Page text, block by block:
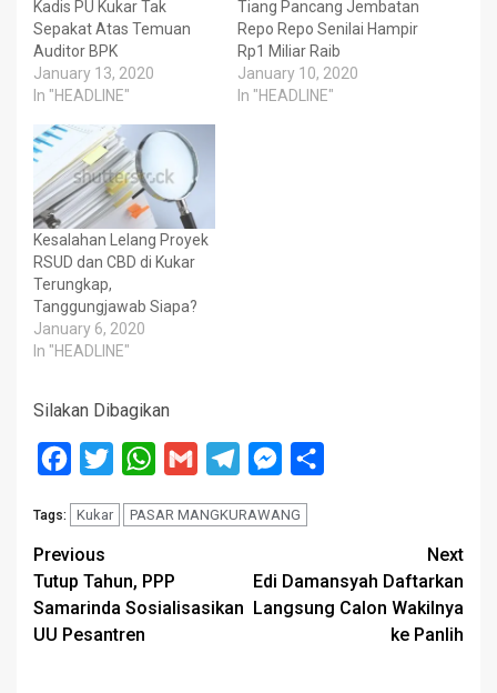
Kadis PU Kukar Tak
Sepakat Atas Temuan
Auditor BPK
January 13, 2020
In "HEADLINE"
Tiang Pancang Jembatan
Repo Repo Senilai Hampir
Rp1 Miliar Raib
January 10, 2020
In "HEADLINE"
Kesalahan Lelang Proyek
RSUD dan CBD di Kukar
Terungkap,
Tanggungjawab Siapa?
January 6, 2020
In "HEADLINE"
Silakan Dibagikan
Facebook
Twitter WhatsApp
Gmail TelegramMessenger
Tags: Kukar PASAR MANGKURAWANG
Post
navigation
Previous
Tutup Tahun, PPP
Samarinda Sosialisasikan
UU Pesantren
Next
Edi Damansyah Daftarkan
Langsung Calon Wakilnya
ke Panlih